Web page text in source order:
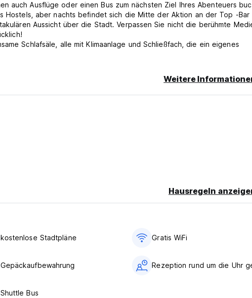
auch Ausflüge oder einen Bus zum nächsten Ziel Ihres Abenteuers
Hostels, aber nachts befindet sich die Mitte der Aktion an der Top -Bar
Aussicht über die Stadt. Verpassen Sie nicht die berühmte
Schlafsäle, alle mit Klimaanlage und Schließfach, die ein eigenes
Weitere
Hausregeln
kostenlose Stadtpläne Gratis WiFi
Gepäckaufbewahrung Rezeption rund um die Uhr
Shuttle Bus